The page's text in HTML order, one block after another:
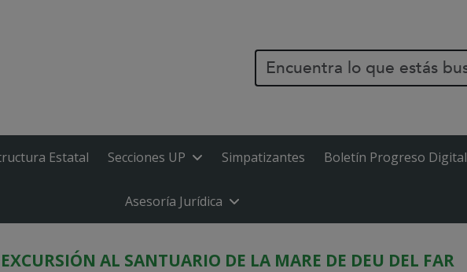
Estatal Secciones UP Simpatizantes Boletín Progreso Digital
Asesoría Jurídica
EXCURSIÓN AL SANTUARIO DE LA MARE DE DEU DEL FAR